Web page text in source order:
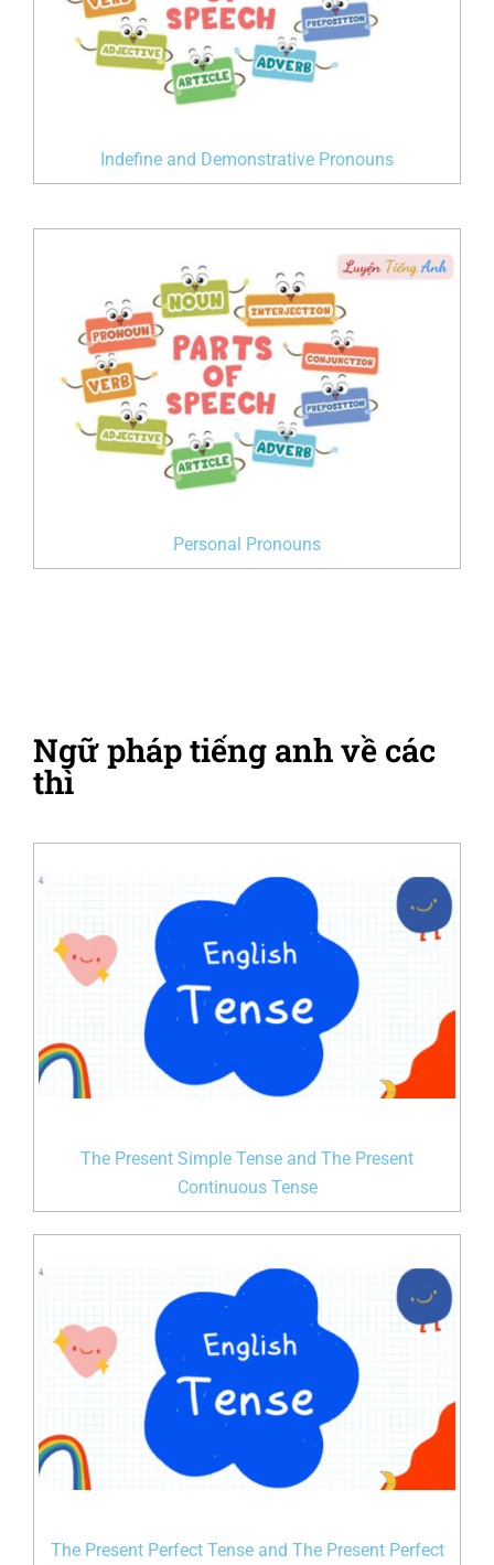
Indefine and Demonstrative Pronouns
Personal Pronouns
Ngữ pháp tiếng anh về các
thì
The Present Simple Tense and The Present
Continuous Tense
The Present Perfect Tense and The Present Perfect